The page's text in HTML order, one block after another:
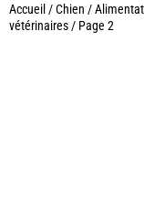
Accueil /Chien /
vétérinaires / Page 2